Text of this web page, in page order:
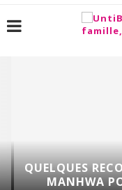
QUELQUES
MANHWA